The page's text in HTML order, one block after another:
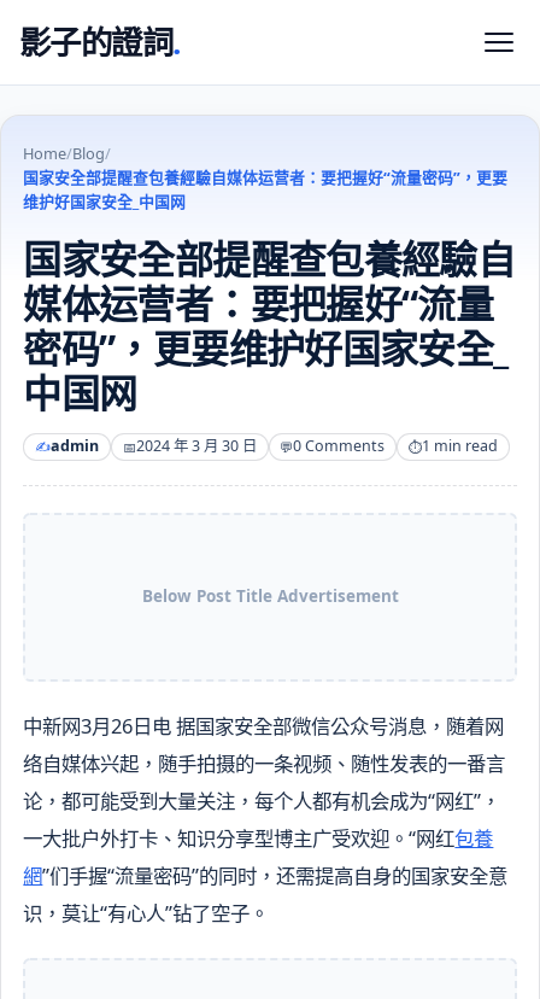
影子的證詞.
Home/Blog/
国家安全部提醒查包養經驗自媒体运营者：要把握好“流量密码”，更要
维护好国家安全_中国网
国家安全部提醒查包養經驗自
媒体运营者：要把握好“流量
密码”，更要维护好国家安全_
中国网
admin 2024 年 3 月 30 日 0 Comments 1 min read
Below Post Title Advertisement
中新网3月26日电 据国家安全部微信公众号消息，随着网
络自媒体兴起，随手拍摄的一条视频、随性发表的一番言
论，都可能受到大量关注，每个人都有机会成为“网红”，
一大批户外打卡、知识分享型博主广受欢迎。“网红包養
網”们手握“流量密码”的同时，还需提高自身的国家安全意
识，莫让“有心人”钻了空子。